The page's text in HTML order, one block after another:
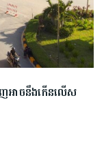
ញអាចនឹងកើនលើស